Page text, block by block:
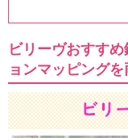
ビリーヴおすす
ョンマッピング